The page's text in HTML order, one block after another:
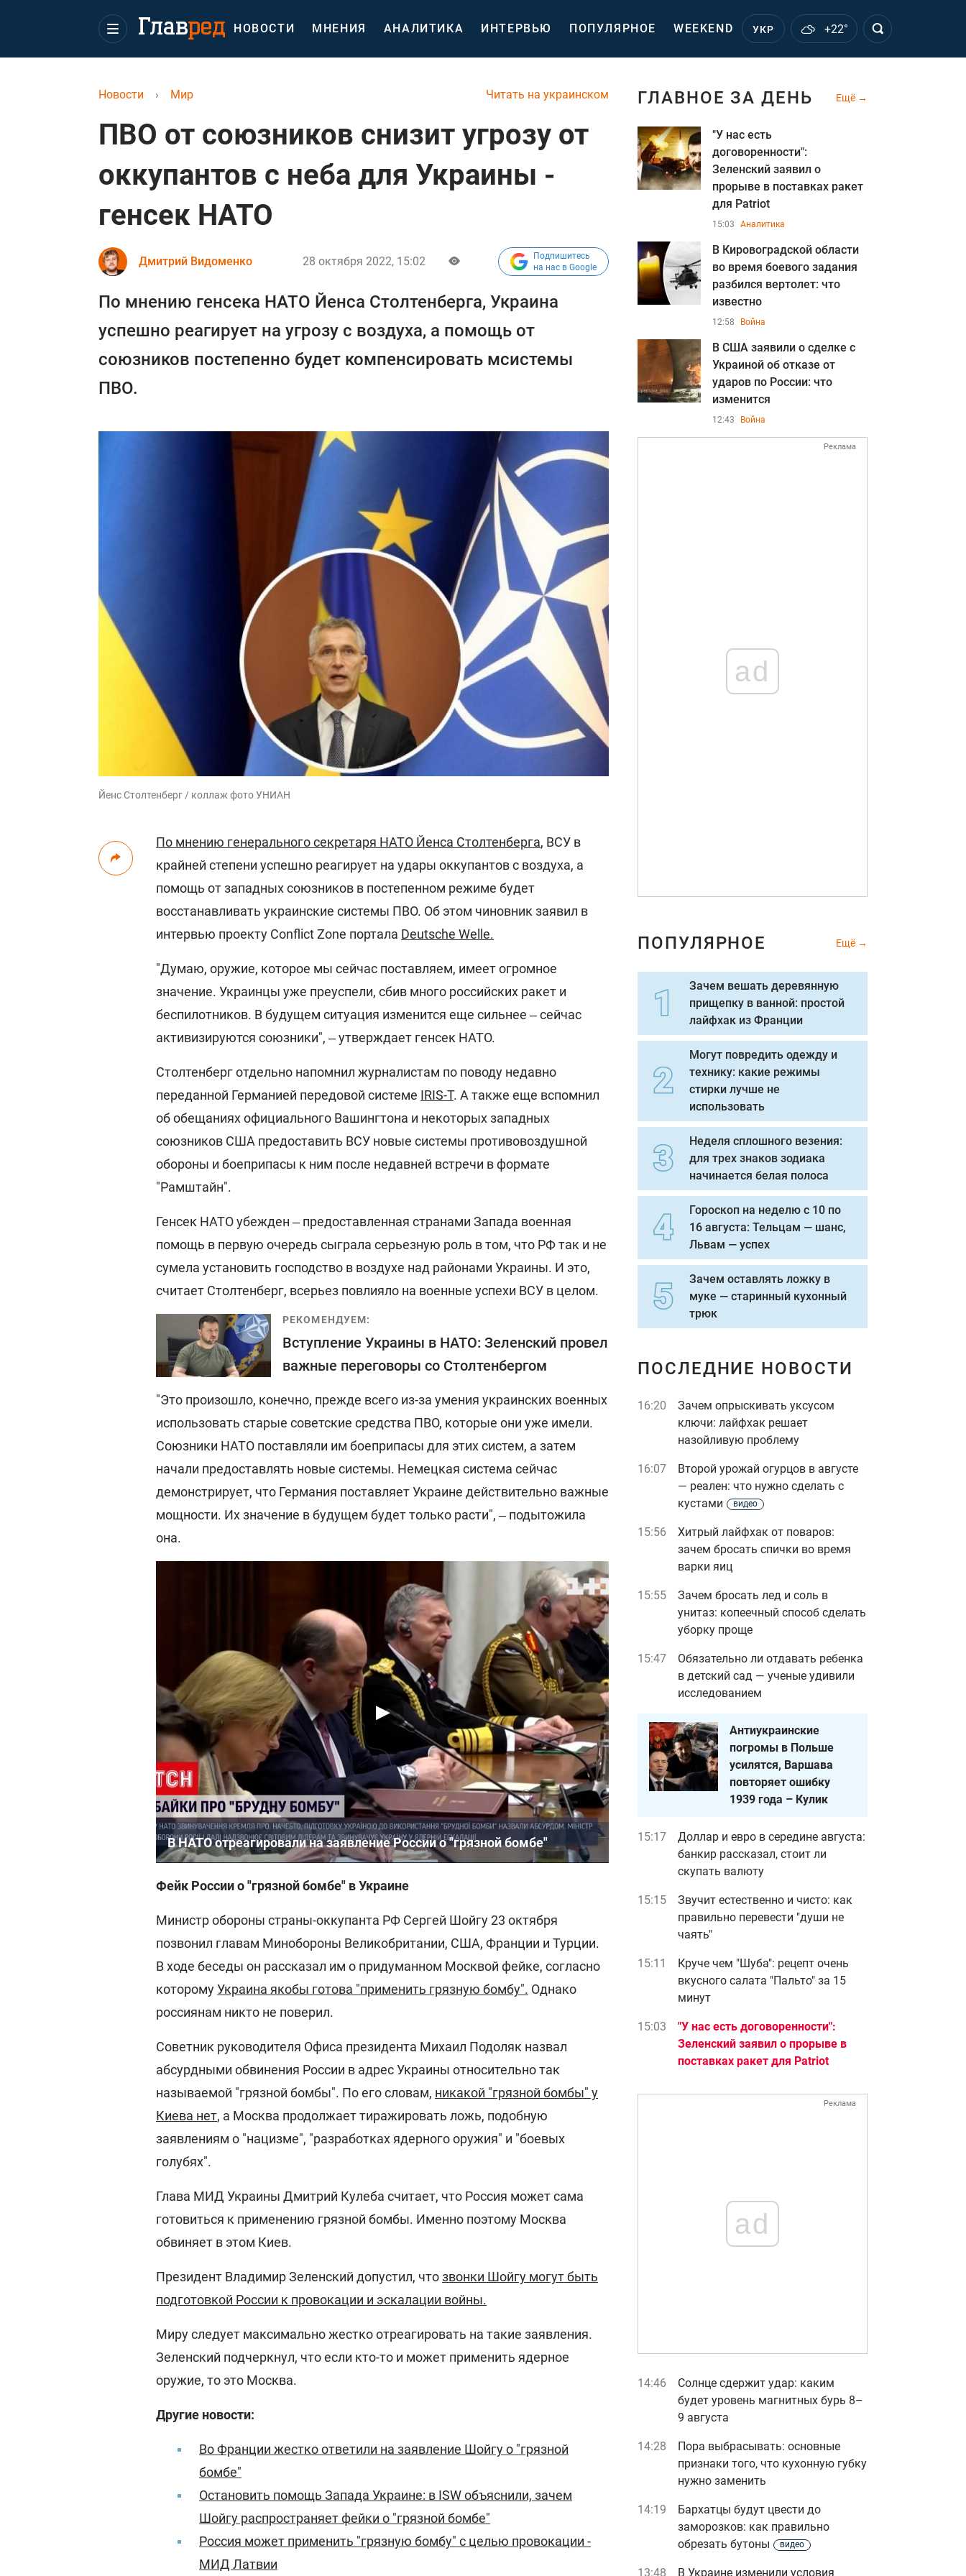
НОВОСТИ МНЕНИЯ АНАЛИТИКА ИНТЕРВЬЮ ПОПУЛЯРНОЕ WEEKEND УКР +22°
Читать на украинском
Новости › Мир
ПВО от союзников снизит угрозу от
оккупантов с неба для Украины -
генсек НАТО
Дмитрий Видоменко 28 октября 2022, 15:02
Подпишитесь
на нас в Google
По мнению генсека НАТО Йенса Столтенберга, Украина
успешно реагирует на угрозу с воздуха, а помощь от
союзников постепенно будет компенсировать мсистемы
ПВО.
Йенс Столтенберг / коллаж фото УНИАН
По мнению генерального секретаря НАТО Йенса Столтенберга, ВСУ в
крайней степени успешно реагирует на удары оккупантов с воздуха, а
помощь от западных союзников в постепенном режиме будет
восстанавливать украинские системы ПВО. Об этом чиновник заявил в
интервью проекту Conflict Zone портала Deutsche Welle.
"Думаю, оружие, которое мы сейчас поставляем, имеет огромное
значение. Украинцы уже преуспели, сбив много российских ракет и
беспилотников. В будущем ситуация изменится еще сильнее ‒ сейчас
активизируются союзники", ‒ утверждает генсек НАТО.
Столтенберг отдельно напомнил журналистам по поводу недавно
переданной Германией передовой системе IRIS-T. А также еще вспомнил
об обещаниях официального Вашингтона и некоторых западных
союзников США предоставить ВСУ новые системы противовоздушной
обороны и боеприпасы к ним после недавней встречи в формате
"Рамштайн".
Генсек НАТО убежден ‒ предоставленная странами Запада военная
помощь в первую очередь сыграла серьезную роль в том, что РФ так и не
сумела установить господство в воздухе над районами Украины. И это,
считает Столтенберг, всерьез повлияло на военные успехи ВСУ в целом.
РЕКОМЕНДУЕМ:
Вступление Украины в НАТО: Зеленский провел
важные переговоры со Столтенбергом
"Это произошло, конечно, прежде всего из-за умения украинских военных
использовать старые советские средства ПВО, которые они уже имели.
Союзники НАТО поставляли им боеприпасы для этих систем, а затем
начали предоставлять новые системы. Немецкая система сейчас
демонстрирует, что Германия поставляет Украине действительно важные
мощности. Их значение в будущем будет только расти", ‒ подытожила
она.
В НАТО отреагировали на заявление России о "грязной бомбе"
Фейк России о "грязной бомбе" в Украине
Министр обороны страны-оккупанта РФ Сергей Шойгу 23 октября
позвонил главам Минобороны Великобритании, США, Франции и Турции.
В ходе беседы он рассказал им о придуманном Москвой фейке, согласно
которомуУкраина якобы готова "применить грязную бомбу". Однако
россиянам никто не поверил.
Советник руководителя Офиса президента Михаил Подоляк назвал
абсурдными обвинения России в адрес Украины относительно так
называемой "грязной бомбы". По его словам, никакой "грязной бомбы" у
Киева нет, а Москва продолжает тиражировать ложь, подобную
заявлениям о "нацизме", "разработках ядерного оружия" и "боевых
голубях".
Глава МИД Украины Дмитрий Кулеба считает, что Россия может сама
готовиться к применению грязной бомбы. Именно поэтому Москва
обвиняет в этом Киев.
Президент Владимир Зеленский допустил, чтозвонки Шойгу могут быть
подготовкой России к провокации и эскалации войны.
Миру следует максимально жестко отреагировать на такие заявления.
Зеленский подчеркнул, что если кто-то и может применить ядерное
оружие, то это Москва.
Другие новости:
Во Франции жестко ответили на заявление Шойгу о "грязной
бомбе"
Остановить помощь Запада Украине: в ISW объяснили, зачем
Шойгу распространяет фейки о "грязной бомбе"
Россия может применить "грязную бомбу" с целью провокации -
МИД Латвии
ГЛАВНОЕ ЗА ДЕНЬ Ещё
"У нас есть
договоренности":
Зеленский заявил о
прорыве в поставках ракет
для Patriot
15:03 Аналитика
В Кировоградской области
во время боевого задания
разбился вертолет: что
известно
12:58 Война
В США заявили о сделке с
Украиной об отказе от
ударов по России: что
изменится
12:43 Война
Реклама
ad
ПОПУЛЯРНОЕ Ещё
Зачем вешать деревянную
прищепку в ванной: простой
лайфхак из Франции
Могут повредить одежду и
технику: какие режимы
стирки лучше не
использовать
Неделя сплошного везения:
для трех знаков зодиака
начинается белая полоса
Гороскоп на неделю с 10 по
16 августа: Тельцам — шанс,
Львам — успех
Зачем оставлять ложку в
муке — старинный кухонный
трюк
ПОСЛЕДНИЕ НОВОСТИ
16:20
Зачем опрыскивать уксусом
ключи: лайфхак решает
назойливую проблему
16:07
Второй урожай огурцов в августе
— реален: что нужно сделать с
кустами
видео
15:56
Хитрый лайфхак от поваров:
зачем бросать спички во время
варки яиц
15:55
Зачем бросать лед и соль в
унитаз: копеечный способ сделать
уборку проще
15:47
Обязательно ли отдавать ребенка
в детский сад — ученые удивили
исследованием
Антиукраинские
погромы в Польше
усилятся, Варшава
повторяет ошибку
1939 года – Кулик
15:17
Доллар и евро в середине августа:
банкир рассказал, стоит ли
скупать валюту
15:15
Звучит естественно и чисто: как
правильно перевести "души не
чаять"
15:11
Круче чем "Шуба": рецепт очень
вкусного салата "Пальто" за 15
минут
15:03
"У нас есть договоренности":
Зеленский заявил о прорыве в
поставках ракет для Patriot
Реклама
ad
14:46
Солнце сдержит удар: каким
будет уровень магнитных бурь 8–
9 августа
14:28
Пора выбрасывать: основные
признаки того, что кухонную губку
нужно заменить
14:19
Бархатцы будут цвести до
заморозков: как правильно
обрезать бутоны
видео
13:48 В Украине изменили условия